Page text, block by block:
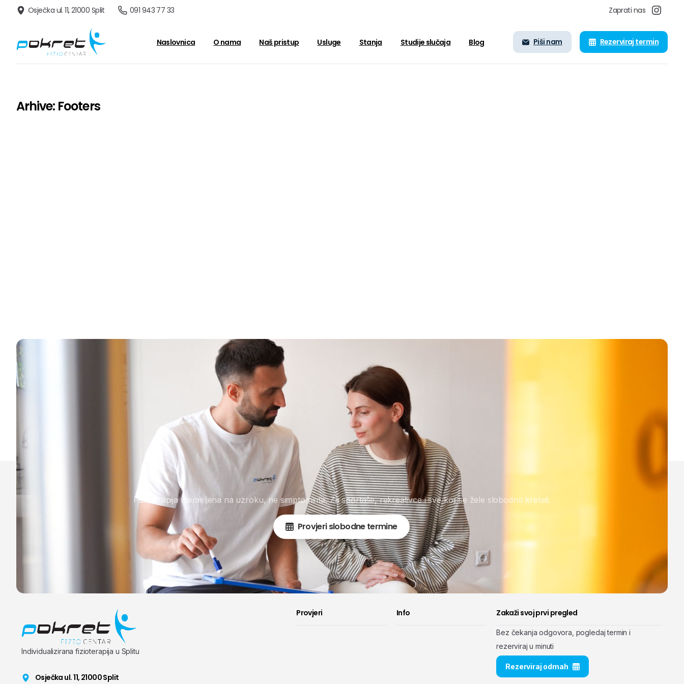
Osječka ul. 11, 21000 Split 091 943 77 33 Zaprati nas
Naslovnica O nama Naš pristup Usluge Stanja Studije slučaja Blog Piši nam Rezerviraj termin
Arhive: Footers
Fizioterapija utemeljena na uzroku, ne simptomima. Za sportaše, rekreativce i sve koji se žele slobodno kretati.
Provjeri slobodne termine
Individualizirana fizioterapija u Splitu
Osječka ul. 11, 21000 Split
Provjeri Info Zakaži svoj prvi pregled
Bez čekanja odgovora, pogledaj termin i
rezerviraj u minuti
Rezerviraj odmah